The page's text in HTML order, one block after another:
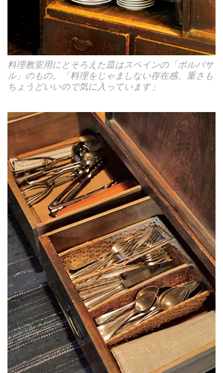
料理教室用にとそろえた皿はスペインの「ポルバサ
ル」のもの。「料理をじゃましない存在感、重さも
ちょうどいいので気に入っています」